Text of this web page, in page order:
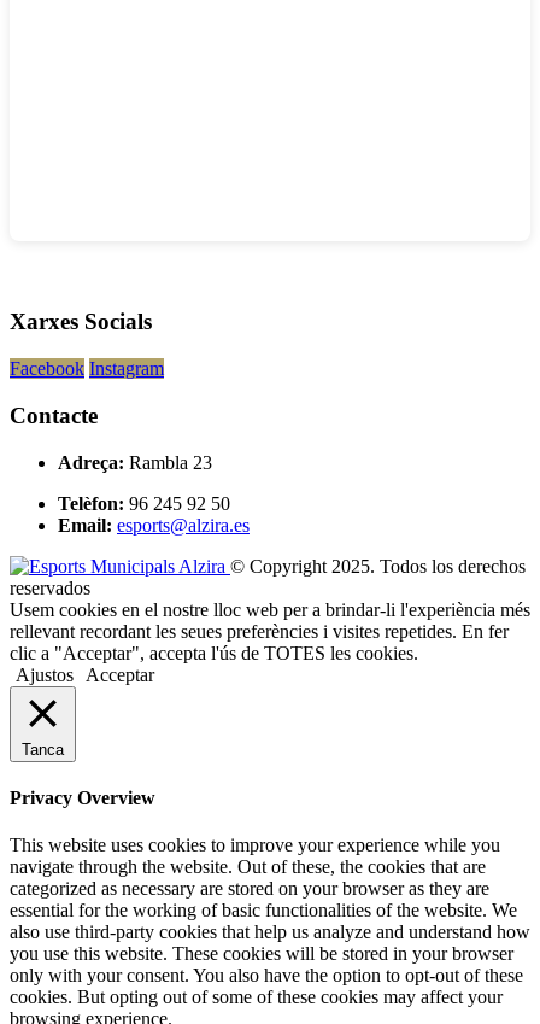
Xarxes Socials
Facebook Instagram
Contacte
Adreça: Rambla 23
Telèfon: 96 245 92 50
Email: esports@alzira.es
© Copyright 2025. Todos los derechos
reservados
Usem cookies en el nostre lloc web per a brindar-li l'experiència més
rellevant recordant les seues preferències i visites repetides. En fer
clic a "Acceptar", accepta l'ús de TOTES les cookies.
Ajustos
Acceptar
Tanca
Privacy Overview
This website uses cookies to improve your experience while you
navigate through the website. Out of these, the cookies that are
categorized as necessary are stored on your browser as they are
essential for the working of basic functionalities of the website. We
also use third-party cookies that help us analyze and understand how
you use this website. These cookies will be stored in your browser
only with your consent. You also have the option to opt-out of these
cookies. But opting out of some of these cookies may affect your
browsing experience.